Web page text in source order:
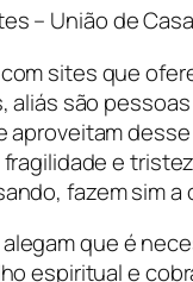
– União de
sites que
aliás são
aproveitam
e
fazem sim a
que é
espiritual e